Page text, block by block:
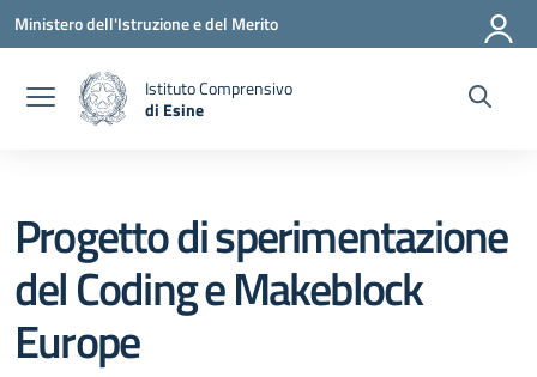
Vai ai contenuti
Vai al menu di navigazione
Vai al footer
Ministero dell'Istruzione e del Merito
Istituto Comprensivo
di Esine
Progetto di sperimentazione
del Coding e Makeblock
Europe